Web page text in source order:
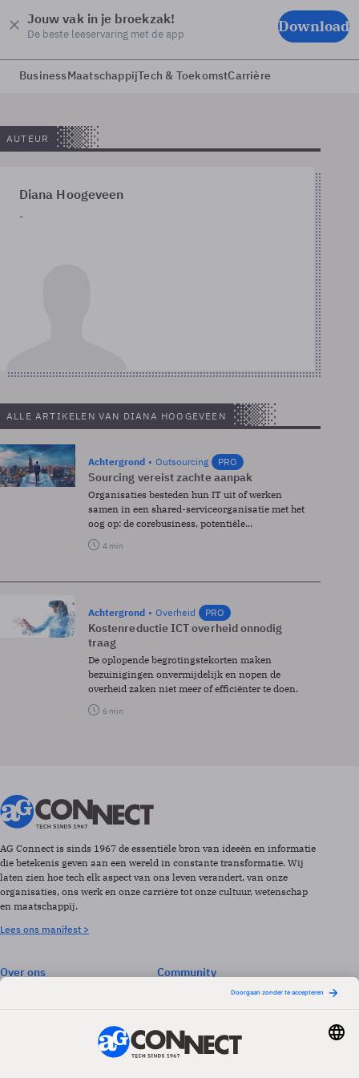
Jouw vak in je broekzak!
De beste leeservaring met de app Download
BusinessMaatschappijTech & ToekomstCarrière
AUTEUR
Diana Hoogeveen
-
ALLE ARTIKELEN VAN DIANA HOOGEVEEN
Achtergrond Outsourcing PRO
Sourcing vereist zachte aanpak
Organisaties besteden hun IT uit of werken
samen in een shared-serviceorganisatie met het
oog op: de corebusiness, potentiële...
4 min
Achtergrond Overheid PRO
Kostenreductie ICT overheid onnodig
traag
De oplopende begrotingstekorten maken
bezuinigingen onvermijdelijk en nopen de
overheid zaken niet meer of efficiënter te doen.
6 min
AG Connect is sinds 1967 de essentiële bron van ideeën en informatie
die betekenis geven aan een wereld in constante transformatie. Wij
laten zien hoe tech elk aspect van ons leven verandert, van onze
organisaties, ons werk en onze carrière tot onze cultuur, wetenschap
en maatschappij.
Lees ons manifest >
Over ons
Community
Events & Opleidingen
Vacatures
Whitepapers